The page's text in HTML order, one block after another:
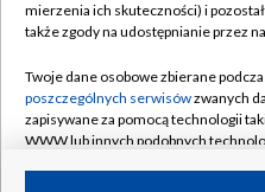
Naziemna Telewizja
Rada Programowa
System NOS
Informacje o nadawcy
mierzenia ich skuteczności) i
także zgody na udostępnianie przez
Twoje dane osobowe zbierane
poszczególnych serwisówzwanych
zapisywane za pomocą technologii
WWW lub innych podobnych